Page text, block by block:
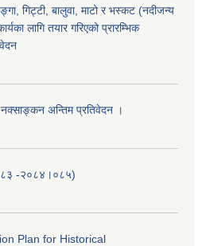
गिट्टी, बालुवा, माटो र भस्कट (नदीजन्य
लागि तयार गरिएको प्रारम्भिक
नक्साङ्कन अन्तिम प्रतिवेदन ।
-२०८४।०८५)
Plan for Historical